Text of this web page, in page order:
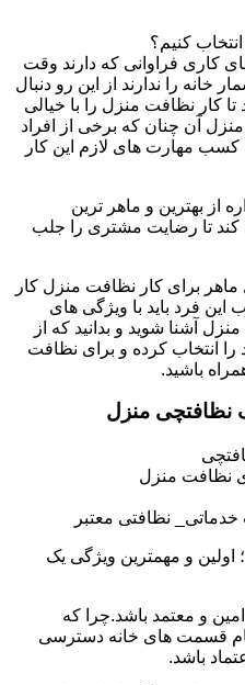
کنیم؟
کاری فراوانی که دارند وقت
خانه را ندارند از این رو دنبال
کار نظافت منزل را با خیالی
آن چنان که برخی از افراد
کسب مهارت های لازم این کار
از بهترین و ماهر ترین
کند تا رضایت مشتری را جلب
برای کار نظافت منزل کار
این فرد باید با ویژگی های
آشنا شوید و بدانید که از
را انتخاب کرده و برای نظافت
باشید.
نظافتچی منزل
نظافت منزل
نظافتی معتبر
اولین و مهمترین ویژگی یک
و معتمد باشد.چرا که
قسمت های خانه دسترسی
باشد.